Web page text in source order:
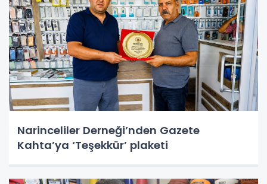
Narinceliler Derneği’nden Gazete
Kahta’ya ‘Teşekkür’ plaketi